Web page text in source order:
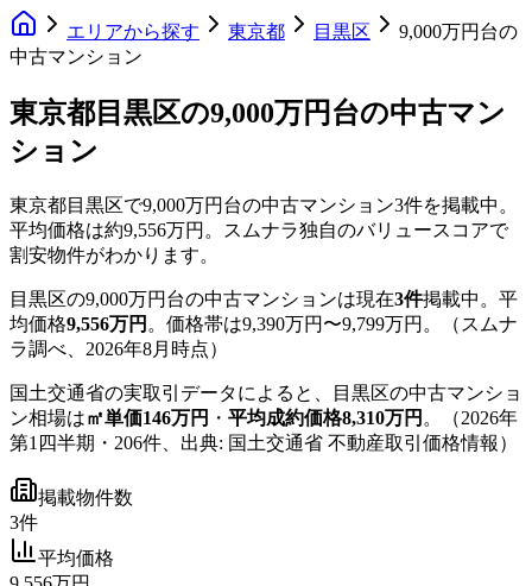
エリアから探す 東京都 目黒区
9,000万円台の
中古マンション
東京都目黒区の9,000万円台の中古マン
ション
東京都目黒区で9,000万円台の中古マンション3件を掲載中。
平均価格は約9,556万円。
スムナラ独自のバリュースコアで
割安物件がわかります。
目黒区の9,000万円台の中古マンションは現在3件掲載中。 平
均価格9,556万円 。 価格帯は9,390万円 〜9,799万円 。
（スムナ
ラ調べ、 2026年8月 時点）
国土交通省の実取引データによると、 目黒区の中古マンショ
ン相場は㎡単価146万円 ・ 平均成約価格8,310万円 。 （2026年
第1四半期 ・ 206件、出典: 国土交通省 不動産取引価格情報）
掲載物件数
3件
平均価格